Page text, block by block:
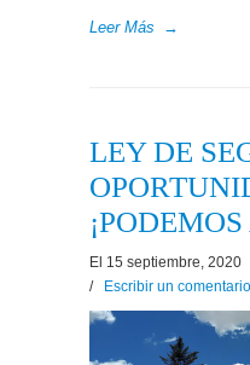
Leer Más →
LEY DE
El 15 septiembre, 2020
/
Escribir un comentario